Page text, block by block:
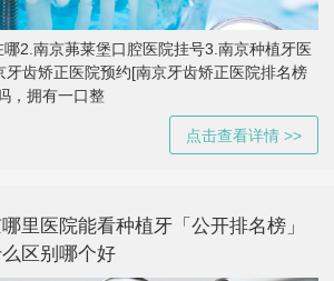
2.南京茀莱堡口腔医院挂号3.南京种植牙医
牙齿矫正医院预约[南京牙齿矫正医院排名榜
，拥有一口整
点击查看详情 >>
里医院能看种植牙「公开排名榜」
区别哪个好